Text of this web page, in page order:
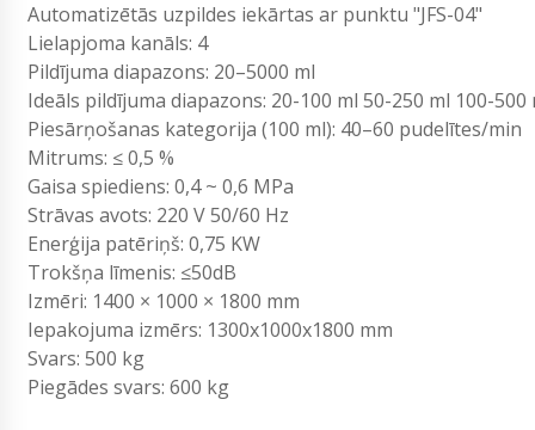
Automatizētās uzpildes iekārtas ar punktu "JFS-04"
Lielapjoma kanāls: 4
Pildījuma diapazons: 20–5000 ml
Ideāls pildījuma diapazons: 20-100 ml 50-250 ml 100-
Piesārņošanas kategorija (100 ml): 40–60 pudelītes/min
Mitrums: ≤ 0,5 %
Gaisa spiediens: 0,4 ~ 0,6 MPa
Strāvas avots: 220 V 50/60 Hz
Enerģija patēriņš: 0,75 KW
Trokšņa līmenis: ≤50dB
Izmēri: 1400 × 1000 × 1800 mm
Iepakojuma izmērs: 1300x1000x1800 mm
Svars: 500 kg
Piegādes svars: 600 kg